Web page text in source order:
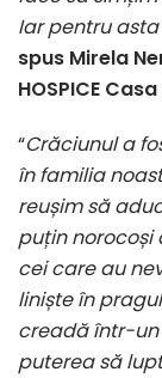
Iar pentru
spus Mirela
HOSPICE
“Crăciunul a
în familia
reușim să
puțin norocoși
cei care au
liniște în
creadă într-un
puterea să